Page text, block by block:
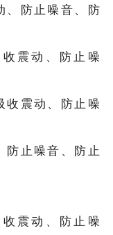
防止噪音、防
震动、防止噪
震动、防止噪
止噪音、防止
震动、防止噪